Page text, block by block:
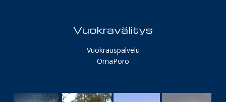
Vuokravälitys
Vuokrauspalvelu
OmaPoro